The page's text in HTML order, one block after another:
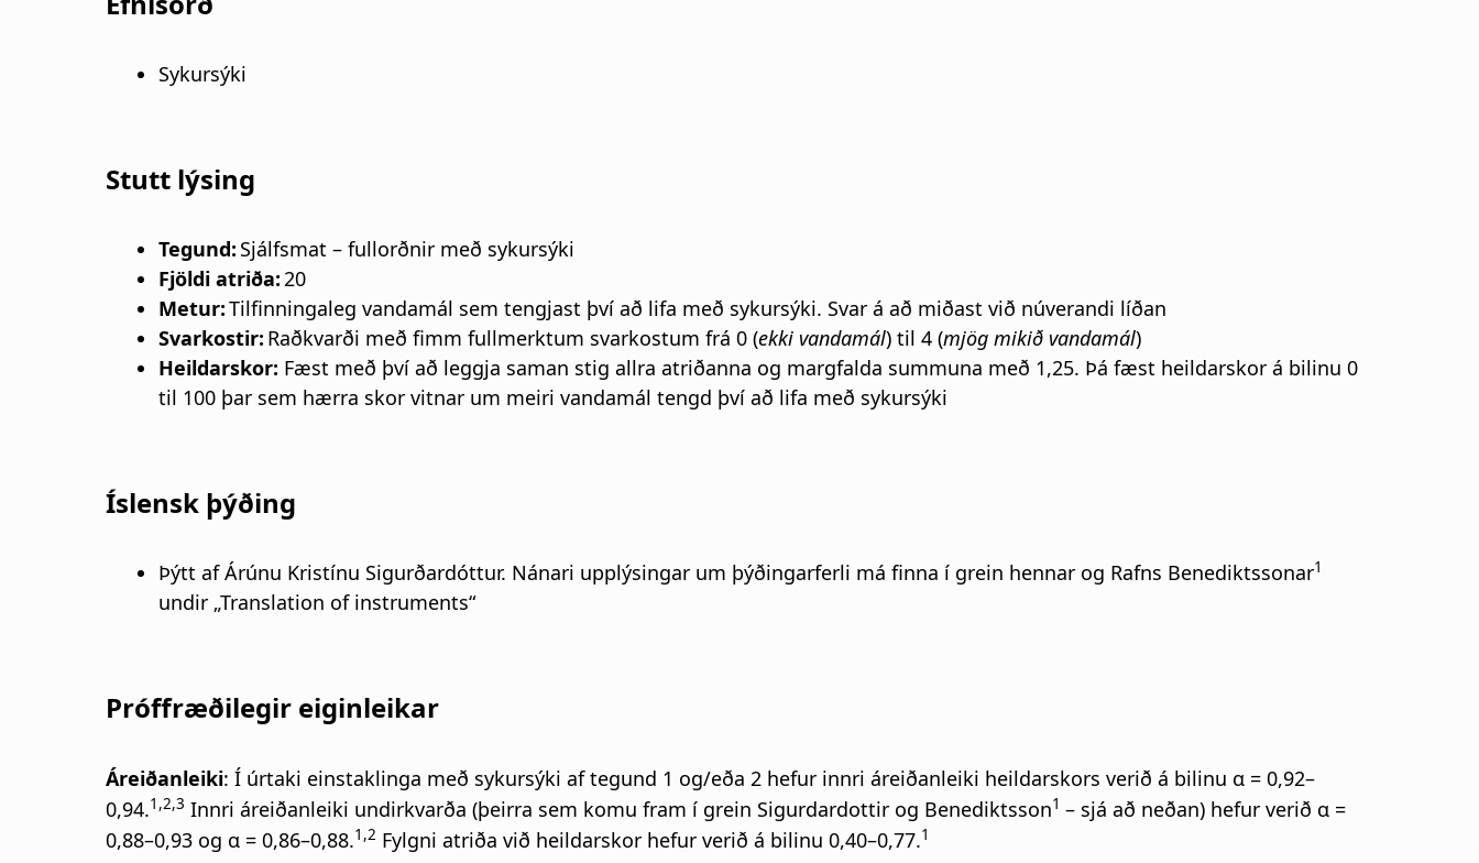
o
n
n
ð
Sykursýki
Stutt lýsing
Tegund: Sjálfsmat – fullorðnir með sykursýki
Fjöldi atriða:20
Metur:Tilfinningaleg vandamál sem tengjast því að lifa með sykursýki. Svar á að miðast við núverandi líðan
Svarkostir: Raðkvarði með fimm fullmerktum svarkostum frá 0 (ekki vandamál) til 4 (mjög mikið vandamál)
Heildarskor: Fæst með því að leggja saman stig allra atriðanna og margfalda summuna með 1,25. Þá fæst heildarskor á bilinu 0
til 100 þar sem hærra skor vitnar um meiri vandamál tengd því að lifa með sykursýki
Íslensk þýðing
Þýtt af Árúnu Kristínu Sigurðardóttur. Nánari upplýsingar um þýðingarferli má finna í grein hennar og Rafns Benediktssonar1
undir „Translation of instruments“
Próffræðilegir eiginleikar
Áreiðanleiki: Í úrtaki einstaklinga með sykursýki af tegund 1 og/eða 2 hefur innri áreiðanleiki heildarskors verið á bilinu α = 0,92–
0,94.1,2,3 Innri áreiðanleiki undirkvarða (þeirra sem komu fram í grein Sigurdardottir og Benediktsson1 – sjá að neðan) hefur verið α =
0,88–0,93 og α = 0,86–0,88.1,2 Fylgni atriða við heildarskor hefur verið á bilinu 0,40–0,77.1